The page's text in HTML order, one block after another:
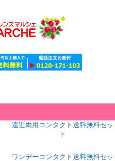
遠近両用コンタクト送料無料セッ
ト
ワンデーコンタクト送料無料セッ